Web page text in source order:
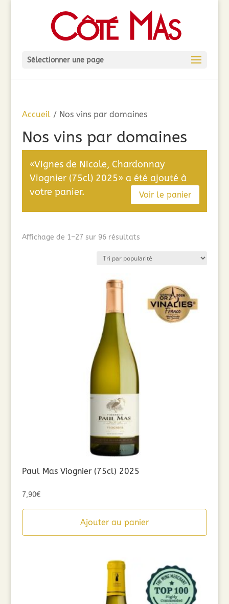
Sélectionner une page
Accueil/ Nos vins par domaines
Nos vins par domaines
«Vignes de Nicole, Chardonnay
Viognier (75cl) 2025» a été ajouté à
votre panier.
Voir le panier
Affichage de 1–27 sur 96 résultatsTrié
Paul Mas Viognier (75cl) 2025
7,90€
Ajouter au panier